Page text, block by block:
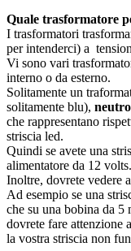
Quale trasformatore
I trasformatori
per intenderci) a
Vi sono vari
interno o da esterno.
Solitamente un
solitamente blu), neutro
che rappresentano
striscia led.
Quindi se avete una
alimentatore da 12 volts.
Inoltre, dovrete vedere
Ad esempio se una
che su una bobina da 5
dovrete fare attenzione
la vostra striscia non